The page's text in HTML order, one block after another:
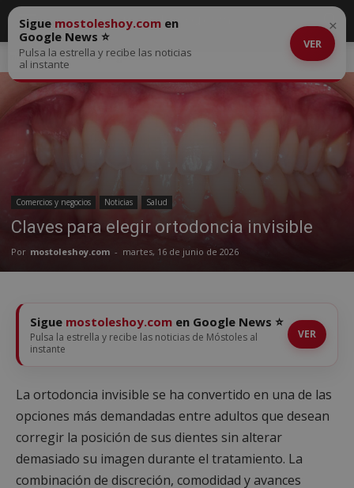
Inicio Comercios y negocios
Comercios y negocios Noticias Salud
Claves para elegir ortodoncia invisible
Por mostoleshoy.com - martes, 16 de junio de 2026
Sigue mostoleshoy.com en
Google News ⭐
Pulsa la estrella y recibe las noticias
al instante
VER
×
Sigue mostoleshoy.com en Google News ⭐
Pulsa la estrella y recibe las noticias de Móstoles al
instante
VER
La ortodoncia invisible se ha convertido en una de las
opciones más demandadas entre adultos que desean
corregir la posición de sus dientes sin alterar
demasiado su imagen durante el tratamiento. La
combinación de discreción, comodidad y avances